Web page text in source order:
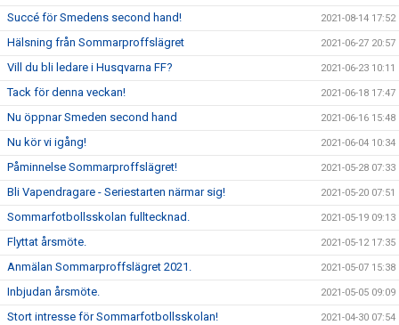
Succé för Smedens second hand! 2021-08-14 17:52
Hälsning från Sommarproffslägret 2021-06-27 20:57
Vill du bli ledare i Husqvarna FF? 2021-06-23 10:11
Tack för denna veckan! 2021-06-18 17:47
Nu öppnar Smeden second hand 2021-06-16 15:48
Nu kör vi igång! 2021-06-04 10:34
Påminnelse Sommarproffslägret! 2021-05-28 07:33
Bli Vapendragare - Seriestarten närmar sig! 2021-05-20 07:51
Sommarfotbollsskolan fulltecknad. 2021-05-19 09:13
Flyttat årsmöte. 2021-05-12 17:35
Anmälan Sommarproffslägret 2021. 2021-05-07 15:38
Inbjudan årsmöte. 2021-05-05 09:09
Stort intresse för Sommarfotbollsskolan! 2021-04-30 07:54